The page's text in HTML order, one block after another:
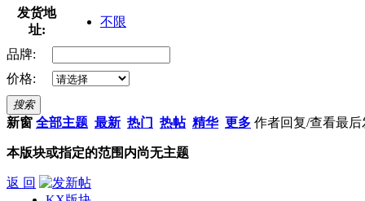
发货地
址:
不限
品牌:
价格:
搜索
新窗 全部主题 最新 热门 热帖 精华 更多 作者回复/查看最后
本版块或指定的范围内尚无主题
返 回